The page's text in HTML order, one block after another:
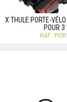
X THULE PORTE-
POUR 3
Réf.: